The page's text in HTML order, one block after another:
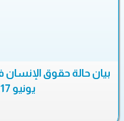
بيان حالة حقوق
يونيو 2017